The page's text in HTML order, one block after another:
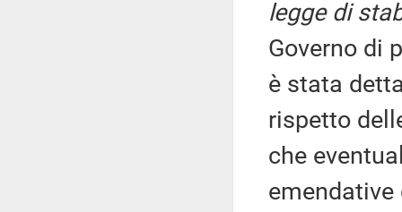
legge di
Governo di
è stata
rispetto
che